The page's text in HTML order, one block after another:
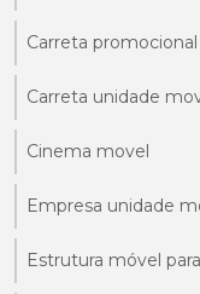
Carreta
Carreta unidade
Cinema movel
Empresa unidade
Estrutura móvel